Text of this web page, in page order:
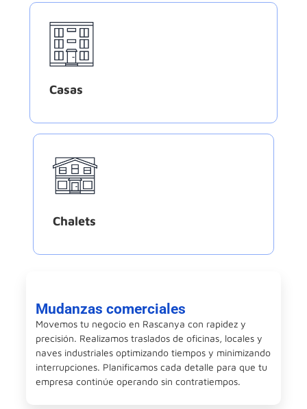
Casas
Chalets
Mudanzas comerciales
Movemos tu negocio en Rascanya con rapidez y
precisión. Realizamos traslados de oficinas, locales y
naves industriales optimizando tiempos y minimizando
interrupciones. Planificamos cada detalle para que tu
empresa continúe operando sin contratiempos.